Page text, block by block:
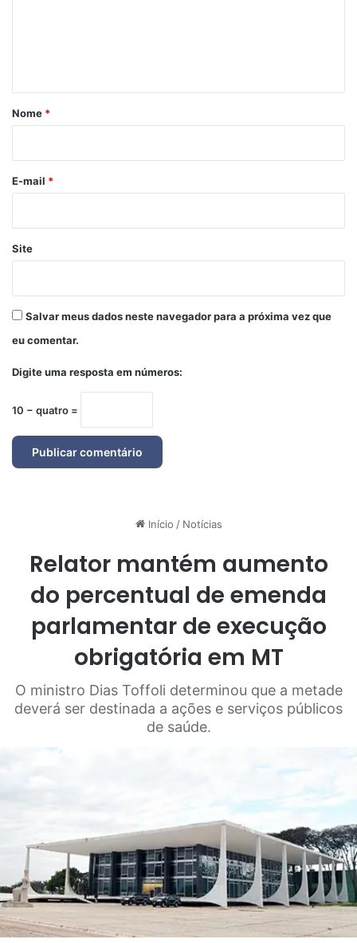
r
*
Nome *
E-mail *
Site
Salvar meus dados neste navegador para a próxima vez que
eu comentar.
Digite uma resposta em números:
10 − quatro =